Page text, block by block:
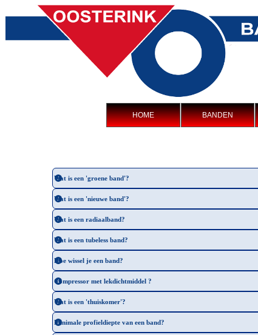
HOME BANDEN
Wat is een 'groene band'?
Wat is een 'nieuwe band'?
Wat is een radiaalband?
Wat is een tubeless band?
Hoe wissel je een band?
Compressor met lekdichtmiddel ?
Wat is een 'thuiskomer'?
Minimale profieldiepte van een band?